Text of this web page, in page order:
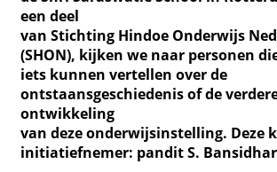
een deel
van Stichting Hindoe Onderwijs
(SHON), kijken we naar personen
iets kunnen vertellen over de
ontstaansgeschiedenis of de
ontwikkeling
van deze onderwijsinstelling. Deze
initiatiefnemer: pandit S.